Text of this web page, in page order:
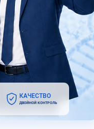
КАЧЕСТВО
ДВОЙНОЙ КОНТРОЛЬ